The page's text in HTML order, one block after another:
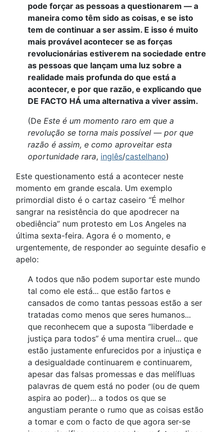
pode forçar as pessoas a questionarem — a
maneira como têm sido as coisas, e se isto
tem de continuar a ser assim. E isso é muito
mais provável acontecer se as forças
revolucionárias estiverem na sociedade entre
as pessoas que lançam uma luz sobre a
realidade mais profunda do que está a
acontecer, e por que razão, e explicando que
DE FACTO HÁ uma alternativa a viver assim.
(De Este é um momento raro em que a
revolução se torna mais possível — por que
razão é assim, e como aproveitar esta
oportunidade rara, inglês/castelhano)
Este questionamento está a acontecer neste
momento em grande escala. Um exemplo
primordial disto é o cartaz caseiro “É melhor
sangrar na resistência do que apodrecer na
obediência” num protesto em Los Angeles na
última sexta-feira. Agora é o momento, e
urgentemente, de responder ao seguinte desafio e
apelo:
A todos que não podem suportar este mundo
tal como ele está... que estão fartos e
cansados de como tantas pessoas estão a ser
tratadas como menos que seres humanos...
que reconhecem que a suposta “liberdade e
justiça para todos” é uma mentira cruel... que
estão justamente enfurecidos por a injustiça e
a desigualdade continuarem e continuarem,
apesar das falsas promessas e das melífluas
palavras de quem está no poder (ou de quem
aspira ao poder)... a todos os que se
angustiam perante o rumo que as coisas estão
a tomar e com o facto de que agora ser-se